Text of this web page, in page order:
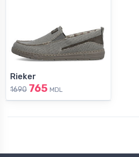
Rieker
1690 765 MDL